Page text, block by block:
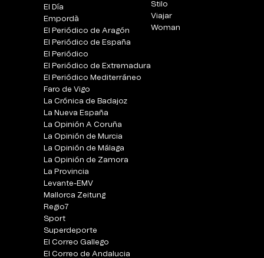
El Día
Empordà
El Periódico de Aragón
El Periódico de España
El Periódico
El Periódico de Extremadura
El Periódico Mediterráneo
Faro de Vigo
La Crónica de Badajoz
La Nueva España
La Opinión A Coruña
La Opinión de Murcia
La Opinión de Málaga
La Opinión de Zamora
La Provincia
Levante-EMV
Mallorca Zeitung
Regio7
Sport
Superdeporte
El Correo Gallego
El Correo de Andalucia
Stilo
Viajar
Woman